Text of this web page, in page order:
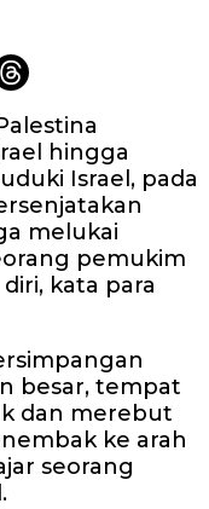
hingga
Israel, pada
melukai
pemukim
kata para
besar, tempat
dan merebut
ke arah
seorang